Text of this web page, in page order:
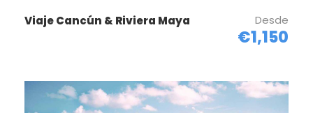
Itinerario de la Oferta
Riviera Maya Enero
Día 1 LLEGADA A CANCÚN - TRASLADO A
RIVIERA MAYA
Viaje Cancún & Riviera Maya Desde
€1,150